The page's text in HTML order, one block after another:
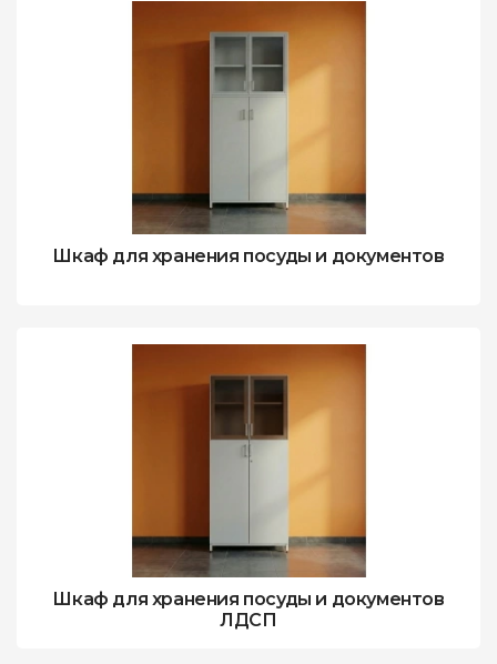
Шкаф для хранения посуды и документов
Шкаф для хранения посуды и документов
ЛДСП